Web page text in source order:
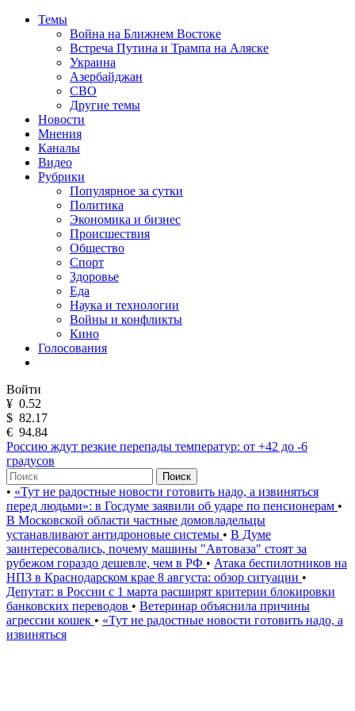
Темы
Война на Ближнем Востоке
Встреча Путина и Трампа на Аляске
Украина
Азербайджан
СВО
Другие темы
Новости
Мнения
Каналы
Видео
Рубрики
Популярное за сутки
Политика
Экономика и бизнес
Происшествия
Общество
Спорт
Здоровье
Еда
Наука и технологии
Войны и конфликты
Кино
Голосования
Войти
¥ 0.52
$ 82.17
€ 94.84
Россию ждут резкие перепады температур: от +42 до -6
градусов
Поиск
• «Тут не радостные новости готовить надо, а извиняться
перед людьми»: в Госдуме заявили об ударе по пенсионерам •
В Московской области частные домовладельцы
устанавливают антидроновые системы • В Думе
заинтересовались, почему машины "Автоваза" стоят за
рубежом гораздо дешевле, чем в РФ • Атака беспилотников на
НПЗ в Краснодарском крае 8 августа: обзор ситуации •
Депутат: в России с 1 марта расширят критерии блокировки
банковских переводов • Ветеринар объяснила причины
агрессии кошек • «Тут не радостные новости готовить надо, а
извиняться